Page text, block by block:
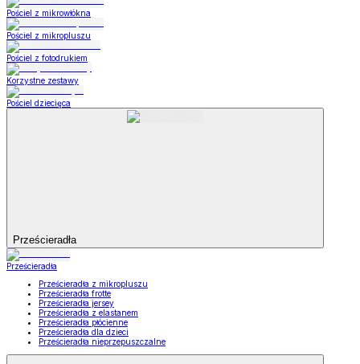
Pościel z mikrowłókna
Pościel z mikropluszu
Pościel z fotodrukiem
Korzystne zestawy
Pościel dziecięca
Prześcieradła
Prześcieradła
Prześcieradła z mikropluszu
Prześcieradła frotte
Prześcieradła jersey
Prześcieradła z elastanem
Prześcieradła płócienne
Prześcieradła dla dzieci
Prześcieradła nieprzepuszczalne